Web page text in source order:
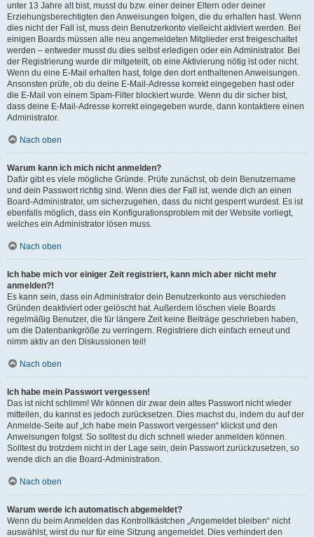
unter 13 Jahre alt bist, musst du bzw. einer deiner Eltern oder deiner
Erziehungsberechtigten den Anweisungen folgen, die du erhalten hast. Wenn
dies nicht der Fall ist, muss dein Benutzerkonto vielleicht aktiviert werden. Bei
einigen Boards müssen alle neu angemeldeten Mitglieder erst freigeschaltet
werden – entweder musst du dies selbst erledigen oder ein Administrator. Bei
der Registrierung wurde dir mitgeteilt, ob eine Aktivierung nötig ist oder nicht.
Wenn du eine E-Mail erhalten hast, folge den dort enthaltenen Anweisungen.
Ansonsten prüfe, ob du deine E-Mail-Adresse korrekt eingegeben hast oder
die E-Mail von einem Spam-Filter blockiert wurde. Wenn du dir sicher bist,
dass deine E-Mail-Adresse korrekt eingegeben wurde, dann kontaktiere einen
Administrator.
Nach oben
Warum kann ich mich nicht anmelden?
Dafür gibt es viele mögliche Gründe. Prüfe zunächst, ob dein Benutzername
und dein Passwort richtig sind. Wenn dies der Fall ist, wende dich an einen
Board-Administrator, um sicherzugehen, dass du nicht gesperrt wurdest. Es ist
ebenfalls möglich, dass ein Konfigurationsproblem mit der Website vorliegt,
welches ein Administrator lösen muss.
Nach oben
Ich habe mich vor einiger Zeit registriert, kann mich aber nicht mehr
anmelden?!
Es kann sein, dass ein Administrator dein Benutzerkonto aus verschieden
Gründen deaktiviert oder gelöscht hat. Außerdem löschen viele Boards
regelmäßig Benutzer, die für längere Zeit keine Beiträge geschrieben haben,
um die Datenbankgröße zu verringern. Registriere dich einfach erneut und
nimm aktiv an den Diskussionen teil!
Nach oben
Ich habe mein Passwort vergessen!
Das ist nicht schlimm! Wir können dir zwar dein altes Passwort nicht wieder
mitteilen, du kannst es jedoch zurücksetzen. Dies machst du, indem du auf der
Anmelde-Seite auf „Ich habe mein Passwort vergessen“ klickst und den
Anweisungen folgst. So solltest du dich schnell wieder anmelden können.
Solltest du trotzdem nicht in der Lage sein, dein Passwort zurückzusetzen, so
wende dich an die Board-Administration.
Nach oben
Warum werde ich automatisch abgemeldet?
Wenn du beim Anmelden das Kontrollkästchen „Angemeldet bleiben“ nicht
auswählst, wirst du nur für eine Sitzung angemeldet. Dies verhindert den